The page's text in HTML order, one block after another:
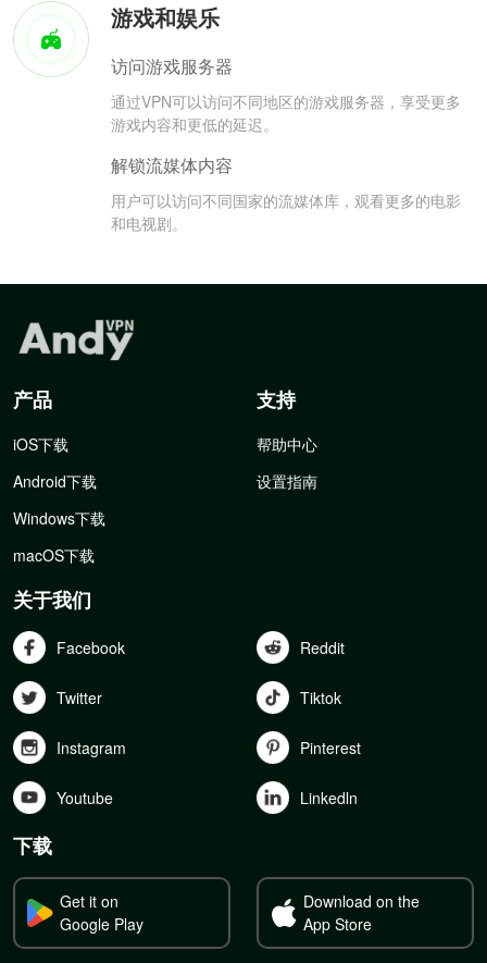
游戏和娱乐
访问游戏服务器
通过VPN可以访问不同地区的游戏服务器，享受更多
游戏内容和更低的延迟。
解锁流媒体内容
用户可以访问不同国家的流媒体库，观看更多的电影
和电视剧。
产品
iOS下载
Android下载
Windows下载
macOS下载
支持
帮助中心
设置指南
关于我们
Facebook Reddit
Twitter Tiktok
Instagram Pinterest
Youtube Linkedln
下载
Get it on
Google Play
Download on the
App Store